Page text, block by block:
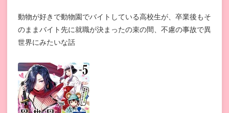
動物が好きで動物園でバイトしている高校生が、卒業後もそ
のままバイト先に就職が決まったの束の間、不慮の事故で異
世界にみたいな話